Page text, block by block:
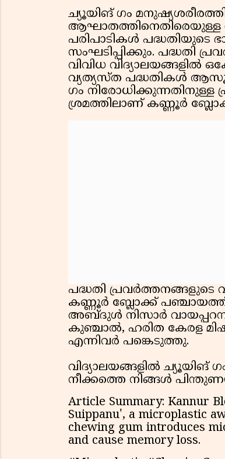
ച്യൂയിങ് ഗം
ആഘാതത്തിനെതിരെയുള്ള
പരിപാടികൾ പദ്ധതിയുടെ
സംഘടിപ്പിക്കും. പദ്ധതി
വിവിധ
വ്യത്യസ്ത പദ്ധതികൾ
ഗം നിരോധിക്കുന്നതിനുള്ള
ശ്രമത്തിലാണ് കണ്ണൂർ
പദ്ധതി
കണ്ണൂർ ബ്ലോക്ക്
അബ്ദുൾ നിസാർ
കുഞ്ചാൽ, ഹരിത കേരള
എന്നിവർ പങ്കെടുത്തു.
വിദ്യാലയങ്ങളിൽ ച്യൂയിങ്
നീക്കത്തെ നിങ്ങൾ
Article Summary: Kannur
Suippanu', a microplastic
chewing gum introduces
and cause memory loss.